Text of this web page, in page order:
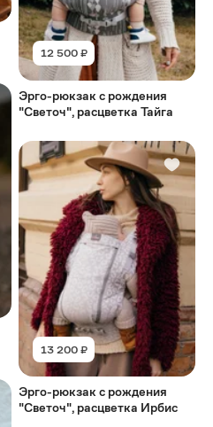
12 500 ₽
Эрго-рюкзак с рождения
"Светоч", расцветка Тайга
13 200 ₽
Эрго-рюкзак с рождения
"Светоч", расцветка Ирбис